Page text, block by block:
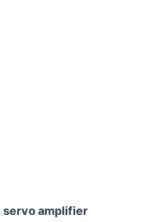
servo amplifier